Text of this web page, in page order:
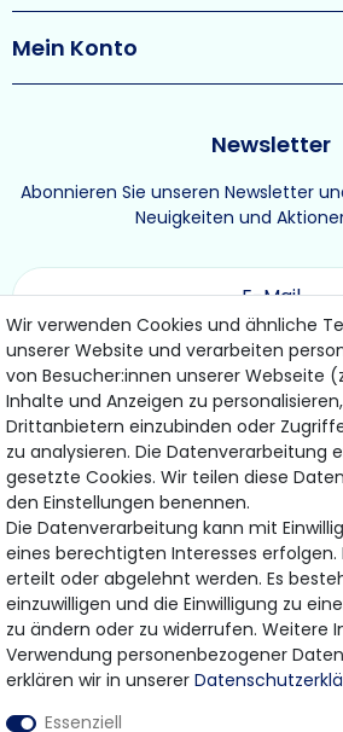
Newsletter
Abonnieren Sie unseren Newsletter
Neuigkeiten und
ABONNIEREN
Hiermit bestätige ich, dass ich die
Meine Einwilligung kann ich jederzeit
Mein Konto
Bezahlung &
Wir bieten Ihnen viele
Bezahlung.
Wir verwenden Cookies und ähnliche
unserer Website und verarbeiten
von Besucher:innen unserer Webseite
Inhalte und Anzeigen zu
Drittanbietern einzubinden oder
zu analysieren. Die Datenverarbeitung
gesetzte Cookies. Wir teilen diese
den Einstellungen benennen.
Die Datenverarbeitung kann mit
eines berechtigten Interesses
erteilt oder abgelehnt werden. Es
einzuwilligen und die Einwilligung zu
zu ändern oder zu widerrufen. Weitere
Verwendung personenbezogener
erklären wir in unserer
Essenziell